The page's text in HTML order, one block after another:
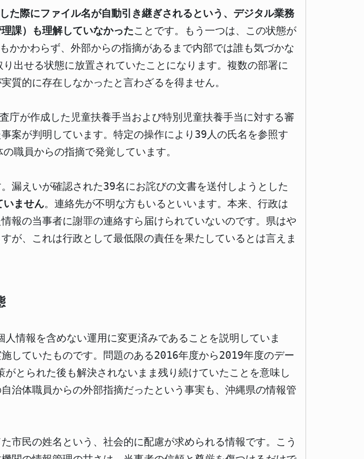
た際にファイル名が自動引き継ぎされるという、デジタル業務
課）も理解していなかったことです。もう一つは、この状態が
かわらず、外部からの指摘があるまで内部では誰も気づかな
出せる状態に放置されていたことになります。複数の部署に
質的に存在しなかったと言わざるを得ません。
が作成した児童扶養手当および特別児童扶養手当に対する審
案が判明しています。特定の操作により39人の氏名を参照す
職員からの指摘で発覚しています。
漏えいが確認された39名にお詫びの文書を送付しようとした
いません。連絡先が不明な方もいるといいます。本来、行政は
報の当事者に謝罪の連絡すら届けられていないのです。県はや
が、これは行政として最低限の責任を果たしているとは言えま
情報を含めない運用に変更済みであることを説明していま
していたものです。問題のある2016年度から2019年度のデー
とられた後も解決されないまま残り続けていたことを意味し
治体職員からの外部指摘だったという事実も、沖縄県の情報管
市民の姓名という、社会的に配慮が求められる情報です。こう